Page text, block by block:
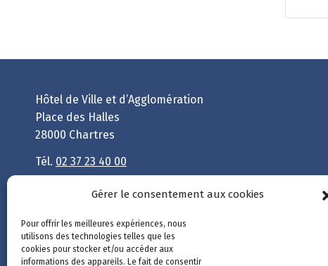
Hôtel de Ville et d’Agglomération
Place des Halles
28000 Chartres
Tél. 02 37 23 40 00
Nous contacter
Un site géré parChartres métropole
de Chartres.
Gérer le consentement aux cookies
Pour offrir les meilleures expériences, nous
utilisons des technologies telles que les
cookies pour stocker et/ou accéder aux
informations des appareils. Le fait de consentir